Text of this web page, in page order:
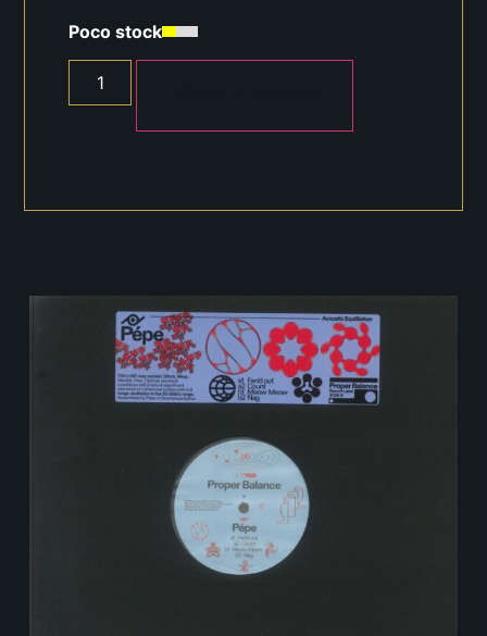
Poco stock